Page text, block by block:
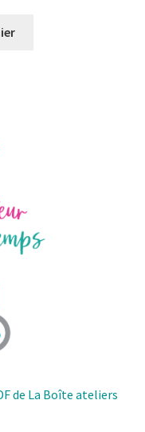
de La Boîte ateliers